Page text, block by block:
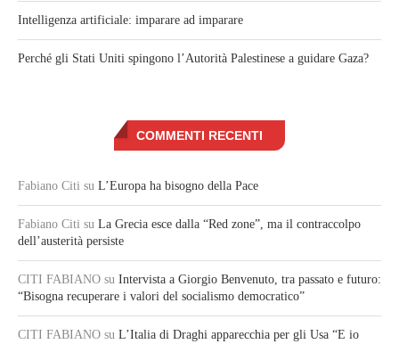
Intelligenza artificiale: imparare ad imparare
Perché gli Stati Uniti spingono l’Autorità Palestinese a guidare Gaza?
COMMENTI RECENTI
Fabiano Citi su L’Europa ha bisogno della Pace
Fabiano Citi su La Grecia esce dalla “Red zone”, ma il contraccolpo
dell’austerità persiste
CITI FABIANO su Intervista a Giorgio Benvenuto, tra passato e futuro:
“Bisogna recuperare i valori del socialismo democratico”
CITI FABIANO su L’Italia di Draghi apparecchia per gli Usa “E io